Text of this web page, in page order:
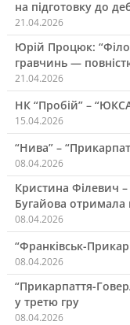
на підготовку до
21.04.2026
Юрій Процюк:
гравчинь —
21.04.2026
НК “Пробій” –
15.04.2026
“Нива” –
08.04.2026
Кристина Філевич –
Бугайова
08.04.2026
“Франківськ-
08.04.2026
“Прикарпаття-
у третю гру
08.04.2026